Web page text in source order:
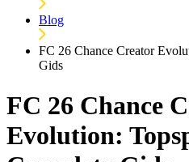
Blog
FC 26 Chance Creator
Gids
FC 26 Chance
Evolution: